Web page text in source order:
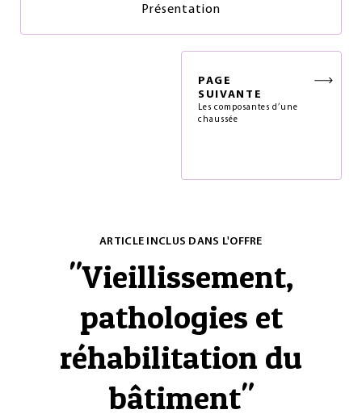
Présentation
PAGE
SUIVANTE
Les composantes d’une
chaussée
ARTICLE INCLUS DANS L'OFFRE
"Vieillissement,
pathologies et
réhabilitation du
bâtiment"